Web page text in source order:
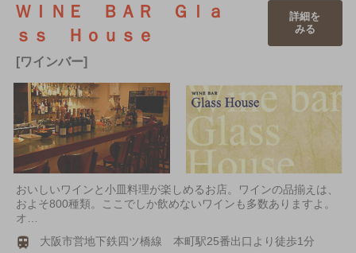
ＷＩＮＥ ＢＡＲ Ｇｌａ
ｓｓ Ｈｏｕｓｅ
[ワインバー]
詳細を
みる
おいしいワインと小皿料理が楽しめるお店。ワインの品揃えは、
およそ800種類。ここでしか飲めないワインも多数ありますよ。
オ…
大阪市営地下鉄四ツ橋線 本町駅25番出口より徒歩1分